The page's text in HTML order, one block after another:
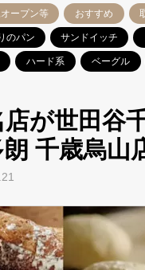
ープン等 おすすめ
のパン サンドイッチ
ハード系 ベーグル
が世田谷
千歳烏山